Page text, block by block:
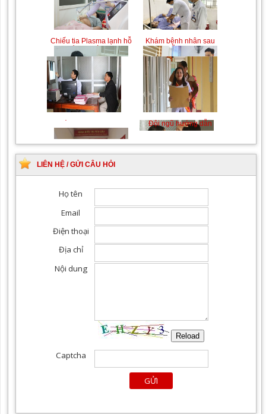
Chiếu tia Plasma lạnh hỗ
trợ điều trị vết thương
Khám bệnh nhân sau
phẫu thuật
Đội ngũ hướng dẫn
chuyên nghiệp, tận tình
LIÊN HỆ / GỬI CÂU HỎI